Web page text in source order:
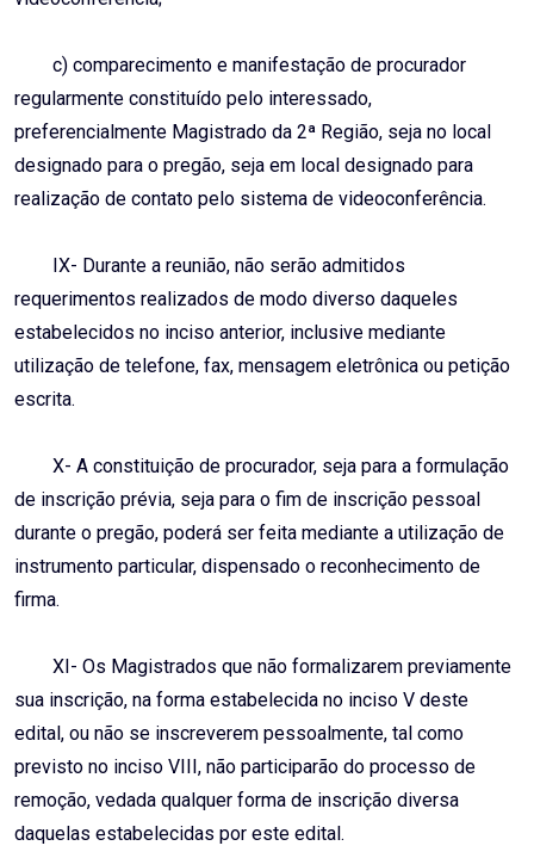
c) comparecimento e manifestação de procurador
regularmente constituído pelo interessado,
preferencialmente Magistrado da 2ª Região, seja no local
designado para o pregão, seja em local designado para
realização de contato pelo sistema de videoconferência.
IX- Durante a reunião, não serão admitidos
requerimentos realizados de modo diverso daqueles
estabelecidos no inciso anterior, inclusive mediante
utilização de telefone, fax, mensagem eletrônica ou petição
escrita.
X- A constituição de procurador, seja para a formulação
de inscrição prévia, seja para o fim de inscrição pessoal
durante o pregão, poderá ser feita mediante a utilização de
instrumento particular, dispensado o reconhecimento de
firma.
XI- Os Magistrados que não formalizarem previamente
sua inscrição, na forma estabelecida no inciso V deste
edital, ou não se inscreverem pessoalmente, tal como
previsto no inciso VIII, não participarão do processo de
remoção, vedada qualquer forma de inscrição diversa
daquelas estabelecidas por este edital.